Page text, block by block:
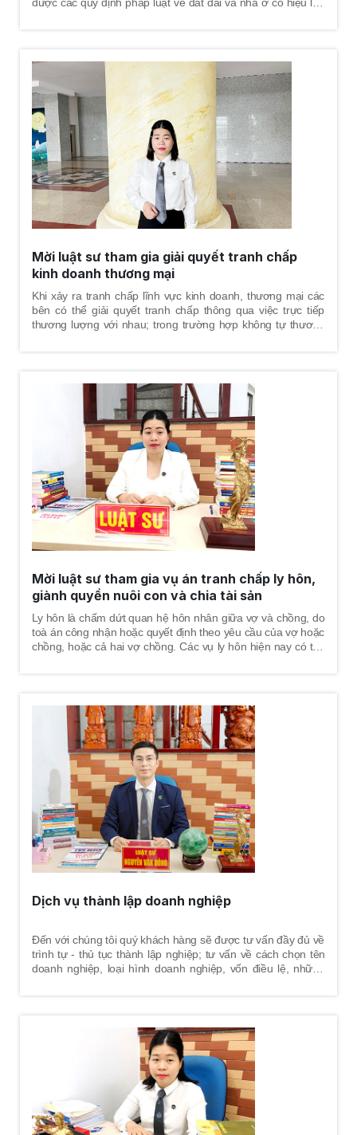
quyền và lợi ích hợp pháp cho khách hàng. Luật sư sẽ giúp
khách hàng xem xét thời hiệu khởi kiện, đánh giá điều kiện
khởi kiện, xem xét tư cách chủ thể và soạn đơn khởi kiện gửi
đến tòa án có thẩm quyền, tiến hành thu thập chứng cứ, tư
vấn về án phí, kiểm tra đánh giá chứng cứ để trình trước tòa,
soạn thảo đơn từ và các giấy tờ cần thiết khác cho đương
sự, làm việc với cơ quan tố tụng, tranh tụng tại phiên tòa án
các cấp.
Mời luật sư tham gia giải quyết tranh chấp
kinh doanh thương mại
Khi xảy ra tranh chấp lĩnh vực kinh doanh, thương mại các
bên có thể giải quyết tranh chấp thông qua việc trực tiếp
thương lượng với nhau; trong trường hợp không tự thương
tòa án. Riêng đối với hình thức giải quyết tranh chấp thông
qua cơ quan trọng tài thương mại hoặc cơ quan tòa án phải
tuân thủ những yêu cầu và điều kiện nhất định, để được thụ
lý giải quyết theo quy định pháp luật về tố tụng trọng tài và
pháp luật về tố tụng dân sự.
Mời luật sư tham gia vụ án tranh chấp ly hôn,
giành quyền nuôi con và chia tài sản
Ly hôn là chấm dứt quan hệ hôn nhân giữa vợ và chồng, do
toà án công nhận hoặc quyết định theo yêu cầu của vợ hoặc
chồng, hoặc cả hai vợ chồng. Các vụ ly hôn hiện nay có thể
vợ chồng tự thỏa thuận và thống nhất được vấn đề này,
nhưng lại không tự thỏa thuận và thống nhất được vấn đề
khác. Vì vậy, những vấn đề nào vợ và chồng không tự thỏa
thuận - thống nhất được thì sẽ nhờ tòa án giải quyết tranh
chấp theo quy định pháp luật. Việc mời luật sư tham gia vụ
án nhằm tư vấn, bảo vệ tốt nhất quyền và lợi ích hợp pháp
cho khách hàng là điều hết sức cần thiết.
Dịch vụ thành lập doanh nghiệp
Đến với chúng tôi quý khách hàng sẽ được tư vấn đầy đủ về
trình tự - thủ tục thành lập nghiệp; tư vấn về cách chọn tên
doanh nghiệp, loại hình doanh nghiệp, vốn điều lệ, những
quá trình doanh nghiệp hoạt động.